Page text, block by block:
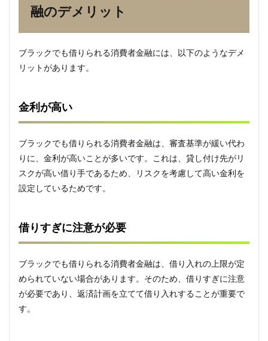
られ
る消
の注
意点
や返
済期
間な
比較
する
4.2
返済
が滞
場合
は速
融のデメリット
ブラックでも借りられる消費者金融には、以下のようなデメ
リットがあります。
金利が高い
ブラックでも借りられる消費者金融は、審査基準が緩い代わ
りに、金利が高いことが多いです。これは、貸し付け先がリ
スクが高い借り手であるため、リスクを考慮して高い金利を
設定しているためです。
借りすぎに注意が必要
ブラックでも借りられる消費者金融は、借り入れの上限が定
められていない場合があります。そのため、借りすぎに注意
が必要であり、返済計画を立てて借り入れすることが重要で
す。